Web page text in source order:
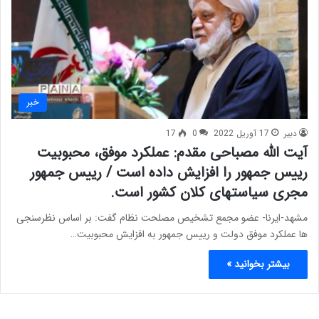
خبر
دبیر 17 آوریل 2022 0
17
آیت الله مصباحی مقدم: عملکرد موفق، محبوبیت
رییس جمهور را افزایش داده است / رییس جمهور
مجری سیاستهای کلان کشور است.
مشهد-ایرنا- عضو مجمع تشخیص مصلحت نظام گفت: بر اساس نظرسنجی
ها عملکرد موفق دولت و رییس جمهور به افزایش محبوبیت…
بیشتر بخوانید »